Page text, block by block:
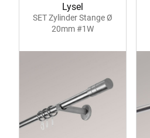
Lysel
SET Zylinder Stange Ø
20mm #1W